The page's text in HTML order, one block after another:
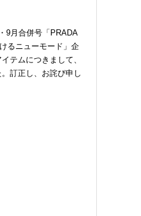
9月合併号「PRADA
るニューモード」企
テムにつきまして、
訂正し、お詫び申し